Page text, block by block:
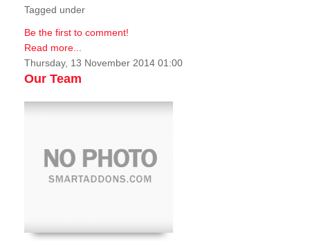
Tagged under
Be the first to comment!
Read more...
Thursday, 13 November 2014 01:00
Our Team